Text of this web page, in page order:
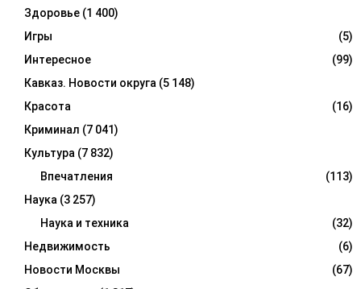
Здоровье (1 400)
Игры
(5)
Интересное
(99)
Кавказ. Новости округа (5 148)
Красота
(16)
Криминал (7 041)
Культура (7 832)
Впечатления
(113)
Наука (3 257)
Наука и техника
(32)
Недвижимость
(6)
Новости Москвы
(67)